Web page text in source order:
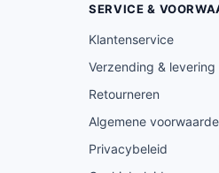
SERVICE &
Klantenservice
Verzending & levering
Retourneren
Algemene
Privacybeleid